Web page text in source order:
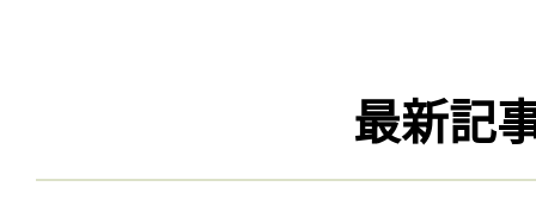
最新記